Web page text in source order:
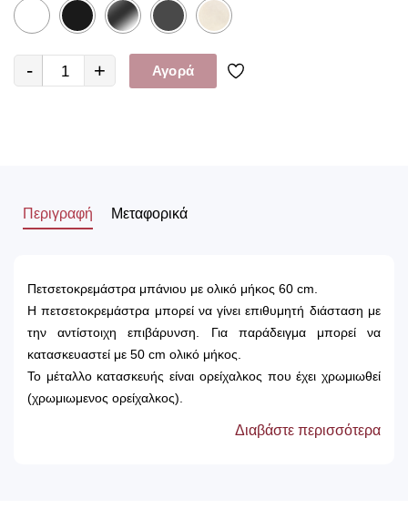
- + Αγορά
Περιγραφή Μεταφορικά
Πετσετοκρεμάστρα μπάνιου με ολικό μήκος 60 cm.
Η πετσετοκρεμάστρα μπορεί να γίνει επιθυμητή διάσταση με
την αντίστοιχη επιβάρυνση. Για παράδειγμα μπορεί να
κατασκευαστεί με 50 cm ολικό μήκος.
Το μέταλλο κατασκευής είναι ορείχαλκος που έχει χρωμιωθεί
(χρωμιωμενος ορείχαλκος).
στήριξης του προϊόντος, ανοξείδωτες βίδες (για να μην
Διαβάστε περισσότερα